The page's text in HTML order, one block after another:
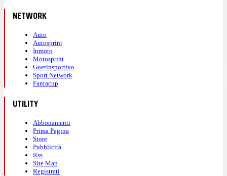
NETWORK
Auto
Autosprint
Inmoto
Motosprint
Guerinsportivo
Sport Network
Fantacup
UTILITY
Abbonamenti
Prima Pagina
Store
Pubblicità
Rss
Site Map
Registrati